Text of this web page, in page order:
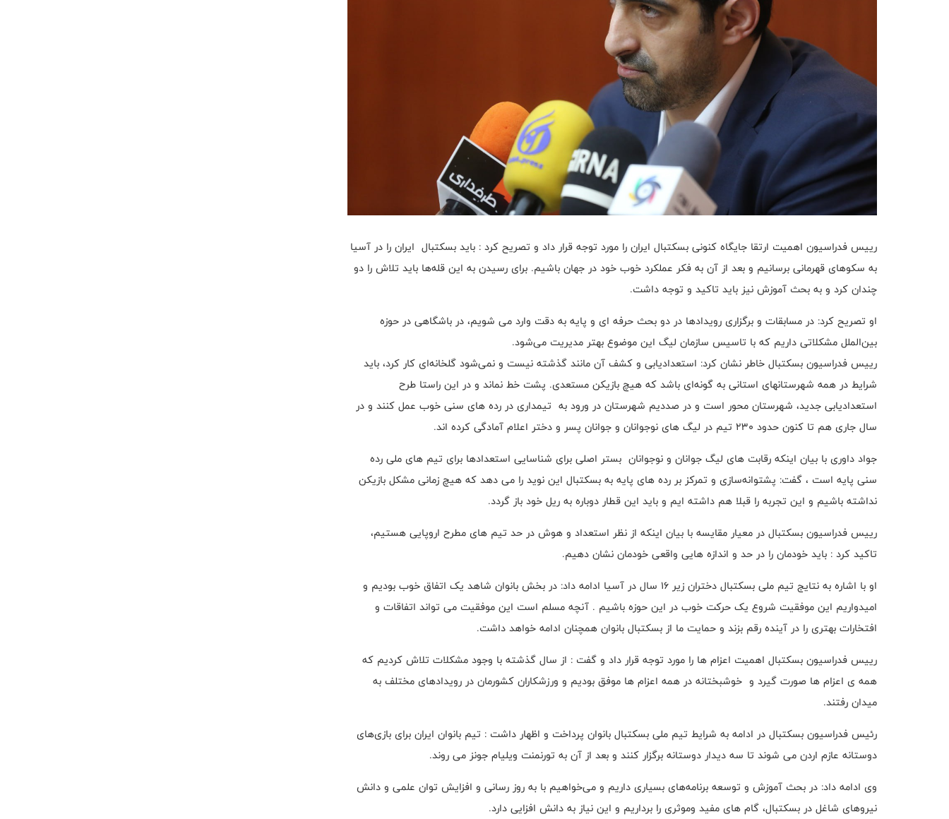
ريیس فدراسیون اهمیت ارتقا جایگاه کنونی بسکتبال ایران را مورد توجه قرار داد و تصریح کرد : باید بسکتبال ایران را در آسیا
به سکوهای قهرمانی برسانیم و بعد از آن به فکر عملکرد خوب خود در جهان باشیم. برای رسیدن به این قله‌ها باید تلاش را دو
چندان کرد و به بحث آموزش نیز باید تاکید و توجه داشت.
او تصریح کرد: در مسابقات و برگزاری رویدادها در دو بحث حرفه ای و پایه به دقت وارد می شویم، در باشگاهی در حوزه
بین‌الملل مشکلاتی داریم که با تاسیس سازمان لیگ این موضوع بهتر مدیریت می‌شود.
رییس فدراسیون بسکتبال خاطر نشان کرد: استعدادیابی و کشف آن مانند گذشته نیست و نمی‌شود گلخانه‌ای کار کرد، باید
شرایط در همه شهرستانهای استانی به گونه‌ای باشد که هیچ بازیکن مستعدی. پشت خط نماند و در این راستا طرح
استعدادیابی جدید، شهرستان محور است و در صددیم شهرستان در ورود به تیمداری در رده های سنی خوب عمل کنند و در
سال جاری هم تا کنون حدود ۲۳۰ تیم در لیگ های نوجوانان و جوانان پسر و دختر اعلام آمادگی کرده اند.
جواد داوری با بیان اینکه رقابت های لیگ جوانان و نوجوانان بستر اصلی برای شناسایی استعدادها برای تیم های ملی رده
سنی پایه است ، گفت: پشتوانه‌سازی و تمرکز بر رده های پایه به بسکتبال این نوید را می دهد که هیچ زمانی مشکل بازیکن
نداشته باشیم و این تجربه را قبلا هم داشته ایم و باید این قطار دوباره به ریل خود باز گردد.
ريیس فدراسیون بسکتبال در معیار مقایسه با بیان اینکه از نظر استعداد و هوش در حد تیم های مطرح اروپایی هستیم،
تاکید کرد : باید خودمان را در حد و اندازه هایی واقعی خودمان نشان دهیم.
او با اشاره به نتایج تیم ملی بسکتبال دختران زیر ۱۶ سال در آسیا ادامه داد: در بخش بانوان شاهد یک اتفاق خوب بودیم و
امیدواریم این موفقیت شروع یک حرکت خوب در این حوزه باشیم . آنچه مسلم است این موفقیت می تواند اتفاقات و
افتخارات بهتری را در آینده رقم بزند و حمایت ما از بسکتبال بانوان همچنان ادامه خواهد داشت.
رییس فدراسیون بسکتبال اهمیت اعزام ها را مورد توجه قرار داد و گفت : از سال گذشته با وجود مشکلات تلاش کردیم که
همه ی اعزام ها صورت گیرد و خوشبختانه در همه اعزام ها موفق بودیم و ورزشکاران کشورمان در رویدادهای مختلف به
میدان رفتند.
رئیس فدراسیون بسکتبال در ادامه به شرایط تیم ملی بسکتبال بانوان پرداخت و اظهار داشت : تیم بانوان ایران برای بازی‌های
دوستانه عازم اردن می شوند تا سه دیدار دوستانه برگزار کنند و بعد از آن به تورنمنت ویلیام جونز می روند.
وی ادامه داد: در بحث آموزش و توسعه برنامه‌های بسیاری داریم و می‌خواهیم با به روز رسانی و افزایش توان علمی و دانش
نیروهای شاغل در بسکتبال، گام های مفید وموثری را برداریم و این نیاز به دانش افزایی دارد.